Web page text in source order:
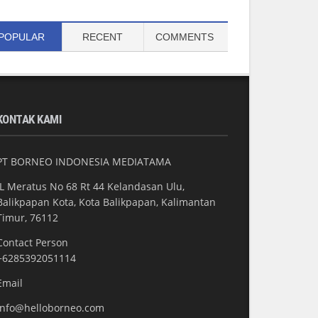
RECENT COMMENTS
KAMI
BORNEO INDONESIA MEDIATAMA
Meratus No 68 Rt 44 Kelandasan Ulu,
Kota, Kota Balikpapan, Kalimantan
76112
Person